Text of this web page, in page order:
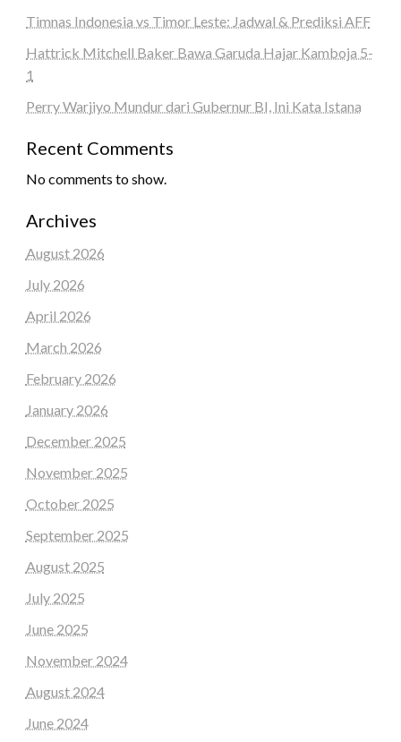
Timnas Indonesia vs Timor Leste: Jadwal & Prediksi AFF
Hattrick Mitchell Baker Bawa Garuda Hajar Kamboja 5-
1
Perry Warjiyo Mundur dari Gubernur BI, Ini Kata Istana
Recent Comments
No comments to show.
Archives
August 2026
July 2026
April 2026
March 2026
February 2026
January 2026
December 2025
November 2025
October 2025
September 2025
August 2025
July 2025
June 2025
November 2024
August 2024
June 2024